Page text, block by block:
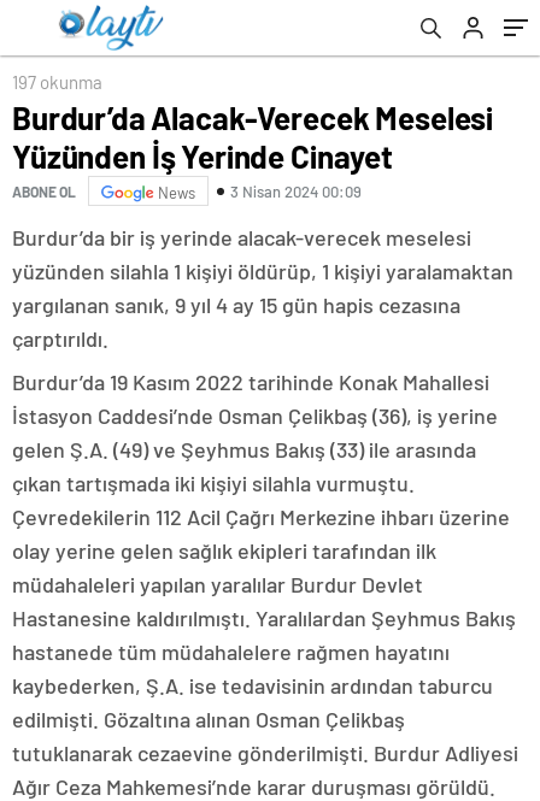
197 okunma
Burdur’da Alacak-Verecek Meselesi
Yüzünden İş Yerinde Cinayet
ABONE OL News 3 Nisan 2024 00:09
Burdur’da bir iş yerinde alacak-verecek meselesi
yüzünden silahla 1 kişiyi öldürüp, 1 kişiyi yaralamaktan
yargılanan sanık, 9 yıl 4 ay 15 gün hapis cezasına
çarptırıldı.
Burdur’da 19 Kasım 2022 tarihinde Konak Mahallesi
İstasyon Caddesi’nde Osman Çelikbaş (36), iş yerine
gelen Ş.A. (49) ve Şeyhmus Bakış (33) ile arasında
çıkan tartışmada iki kişiyi silahla vurmuştu.
Çevredekilerin 112 Acil Çağrı Merkezine ihbarı üzerine
olay yerine gelen sağlık ekipleri tarafından ilk
müdahaleleri yapılan yaralılar Burdur Devlet
Hastanesine kaldırılmıştı. Yaralılardan Şeyhmus Bakış
hastanede tüm müdahalelere rağmen hayatını
kaybederken, Ş.A. ise tedavisinin ardından taburcu
edilmişti. Gözaltına alınan Osman Çelikbaş
tutuklanarak cezaevine gönderilmişti. Burdur Adliyesi
Ağır Ceza Mahkemesi’nde karar duruşması görüldü.